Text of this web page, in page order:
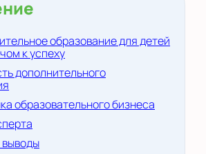
образование для детей
к успеху
дополнительного
образовательного бизнеса